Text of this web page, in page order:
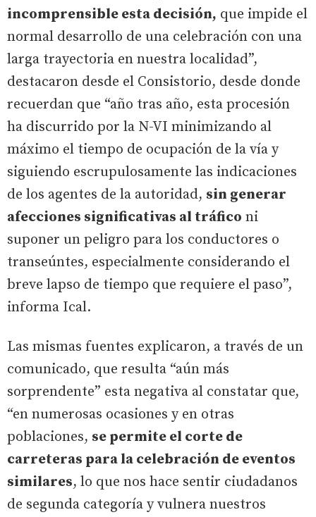
incomprensible esta decisión, que impide el
normal desarrollo de una celebración con una
larga trayectoria en nuestra localidad”,
destacaron desde el Consistorio, desde donde
recuerdan que “año tras año, esta procesión
ha discurrido por la N-VI minimizando al
máximo el tiempo de ocupación de la vía y
siguiendo escrupulosamente las indicaciones
de los agentes de la autoridad, sin generar
afecciones significativas al tráfico ni
suponer un peligro para los conductores o
transeúntes, especialmente considerando el
breve lapso de tiempo que requiere el paso”,
informa Ical.
Las mismas fuentes explicaron, a través de un
comunicado, que resulta “aún más
sorprendente” esta negativa al constatar que,
“en numerosas ocasiones y en otras
poblaciones, se permite el corte de
carreteras para la celebración de eventos
similares, lo que nos hace sentir ciudadanos
de segunda categoría y vulnera nuestros